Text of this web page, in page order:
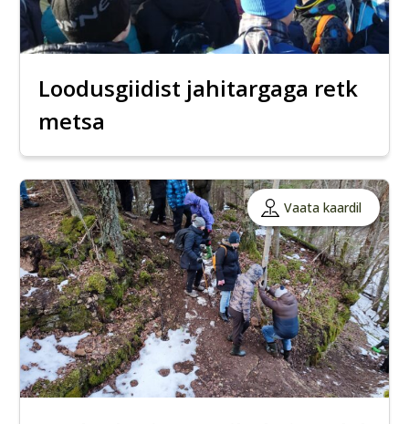
Loodusgiidist jahitargaga retk
metsa
Vaata kaardil